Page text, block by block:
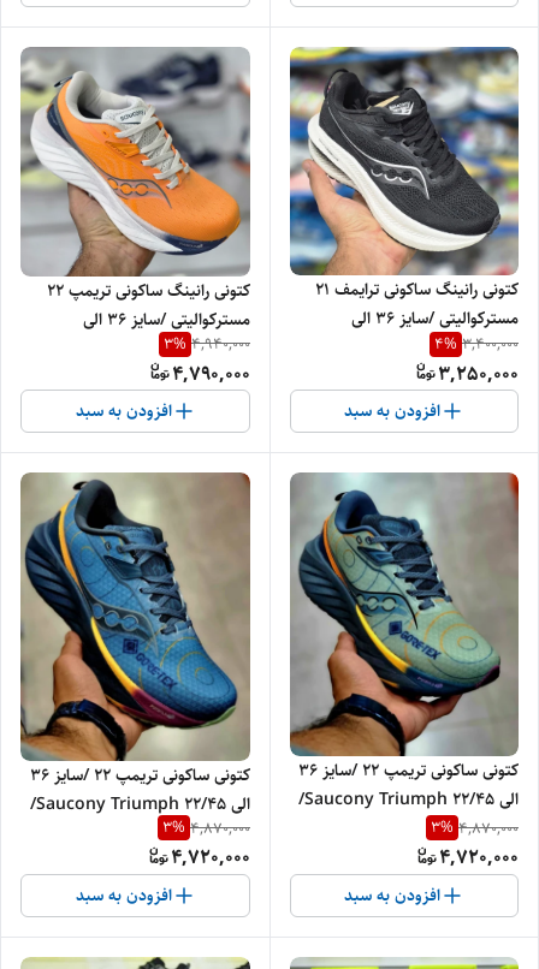
کتونی رانینگ ساکونی ترایمف 21
مسترکوالیتی /سایز 36 الی
فروش عمده و تک
3,400,000
4%
3,250,000
افزودن به سبد
کتونی رانینگ ساکونی تریمپ 22
مسترکوالیتی /سایز 36 الی
فروش عمده و تک
4,940,000
3%
4,790,000
افزودن به سبد
کتونی ساکونی تریمپ 22 /سایز 36
الی 45/Saucony Triumph 22/
فروش عمده و تک
4,870,000
3%
4,720,000
افزودن به سبد
کتونی ساکونی تریمپ 22 /سایز 36
الی 45/Saucony Triumph 22/
فروش عمده و تک
4,870,000
3%
4,720,000
افزودن به سبد